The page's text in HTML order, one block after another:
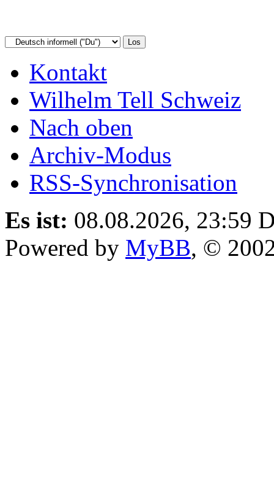
Kontakt
Wilhelm Tell Schweiz
Nach oben
Archiv-Modus
RSS-Synchronisation
Es ist: 08.08.2026, 23:59
Powered by MyBB, ©